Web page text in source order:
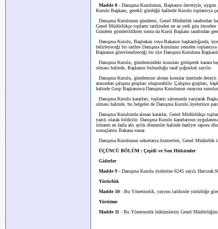
Madde 8 - Danışma Kurulunun, Başkanın davetiyle, uygun
Kurulu Başkanı, gerekli gördüğü hallerde Kurulu toplantıya
Danışma Kurulunun gündemi, Genel Müdürlük tarafından
Genel Müdürlükçe toplantı tarihinden en az yedi gün
Gündem gönderildikten sonra da Kurul Başkanı tarafından
Danışma Kurulu, Başbakan veya Bakanın başkanlığında,
belirleyeceği bir tarihte Danışma Kurulunu yeniden toplantıya
Başkanın görevlendireceği bir üye Danışma Kuruluna
Danışma Kurulu, gündemindeki konuları görüşerek karara
olması halinde, Başkanın bulunduğu taraf çoğunluk sayılır.
Danışma Kurulu, gündemine alınan konular üzerinde
arasından çalışma grupları oluşturabilir. Çalışma grupları,
halinde Grup Başkanınca Danışma Kurulunun onayına
Danışma Kurulu kararları, toplantı salonunda yazılarak
olması halinde, bu belgeler de Danışma Kurulu üyelerince
Danışma Kurulunda alınan kararlar, Genel Müdürlükçe
yazılı olarak bildirilir. Danışma Kurulu kararlarının
itibaren en fazla altı aylık dönemler halinde faaliyet raporu
sonuçlarını Bakana sunar.
Danışma Kurulunun sekretarya hizmetleri, Genel Müdürlük
ÜÇÜNCÜ BÖLÜM : Çeşitli ve Son Hükümler
Giderler
Madde 9 - Danışma Kurulu üyelerine 6245 sayılı Harcırah
Yürürlük
Madde 10 - Bu Yönetmelik, yayımı tarihinde yürürlüğe
Yürütme
Madde 11 - Bu Yönetmelik hükümlerini Genel Müdürlüğün